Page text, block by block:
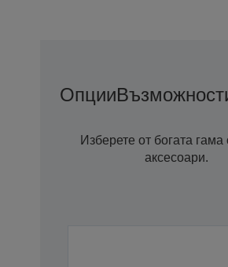
Опции
Изберете от богата гама
аксесоари.